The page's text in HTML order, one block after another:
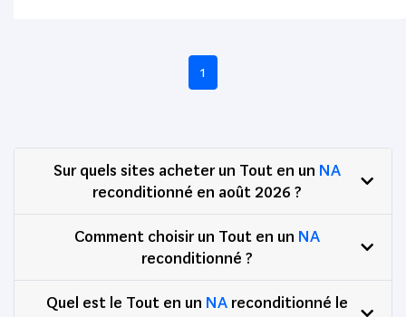
1
Sur quels sites acheter un Tout en un NA
reconditionné en août 2026 ?
Comment choisir un Tout en un NA
reconditionné ?
Quel est le Tout en un NAreconditionné le